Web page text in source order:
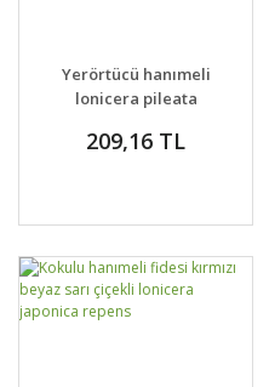
Yerörtücü hanımeli
lonicera pileata
209,16 TL